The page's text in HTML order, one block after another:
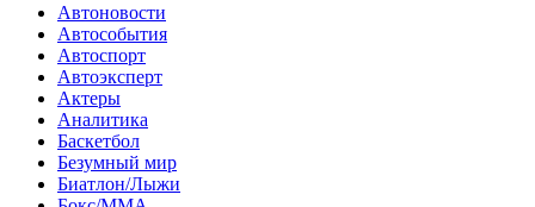
Автоновости
Автособытия
Автоспорт
Автоэксперт
Актеры
Аналитика
Баскетбол
Безумный мир
Биатлон/Лыжи